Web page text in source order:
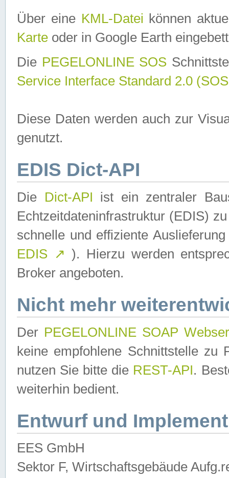
Über eine KML-Datei können
Karte oder in Google Earth
Die PEGELONLINE SOS
Service Interface Standard 2.0
Diese Daten werden auch zur
genutzt.
EDIS Dict-API
Die Dict-API ist ein zentraler
Echtzeitdateninfrastruktur (EDIS)
schnelle und effiziente
EDIS ↗ ). Hierzu werden
Broker angeboten.
Nicht mehr
Der PEGELONLINE SOAP
keine empfohlene Schnittstelle zu
nutzen Sie bitte die REST-API.
weiterhin bedient.
Entwurf und
EES GmbH
Sektor F, Wirtschaftsgebäude